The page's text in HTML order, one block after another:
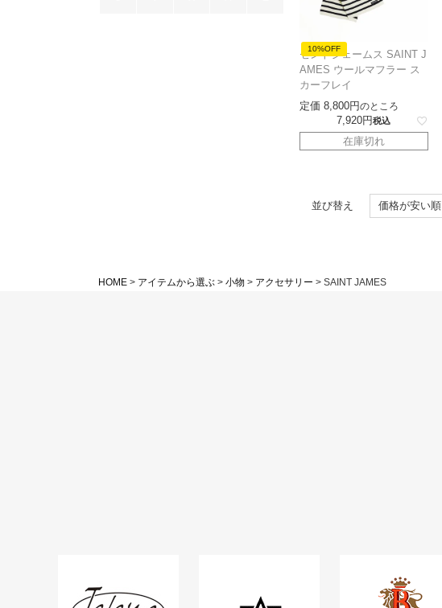
10%OFF
セントジェームス SAINT J
AMES ウールマフラー ス
カーフレイ
定価 8,800 のところ
7,920 税込
在庫切れ
並び替え 価格が安い順
HOME アイテムから選ぶ 小物 アクセサリー SAINT JAMES